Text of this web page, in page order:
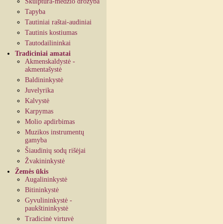
Tapyba
Tautiniai raštai-audiniai
Tautinis kostiumas
Tautodailininkai
Tradiciniai amatai
Akmenskaldystė -
akmentašystė
Baldininkystė
Juvelyrika
Kalvystė
Karpymas
Molio apdirbimas
Muzikos instrumentų
gamyba
Šiaudinių sodų rišėjai
Žvakininkystė
Žemės ūkis
Augalininkystė
Bitininkystė
Gyvulininkystė -
paukštininkystė
Tradicinė virtuvė